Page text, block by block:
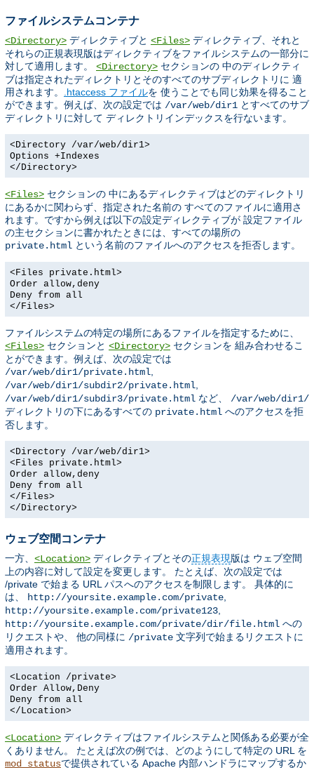
ファイルシステムコンテナ
<Directory> ディレクティブと <Files> ディレクティブ、それと
それらの正規表現版はディレクティブをファイルシステムの一部分に
対して適用します。 <Directory> セクションの 中のディレクティ
ブは指定されたディレクトリとそのすべてのサブディレクトリに 適
用されます。
.htaccess ファイルを 使うことでも同じ効果を得ること
ができます。例えば、次の設定では /var/web/dir1 とすべてのサブ
ディレクトリに対して ディレクトリインデックスを行ないます。
<Directory /var/web/dir1>
Options +Indexes
</Directory>
<Files> セクションの 中にあるディレクティブはどのディレクトリ
にあるかに関わらず、指定された名前の すべてのファイルに適用さ
れます。ですから例えば以下の設定ディレクティブが 設定ファイル
の主セクションに書かれたときには、すべての場所の
private.html という名前のファイルへのアクセスを拒否します。
<Files private.html>
Order allow,deny
Deny from all
</Files>
ファイルシステムの特定の場所にあるファイルを指定するために、
<Files> セクションと <Directory> セクションを 組み合わせるこ
とができます。例えば、次の設定では
/var/web/dir1/private.html
/var/web/dir1/subdir2/private.html
/var/web/dir1/subdir3/private.html など、 /var/web/dir1/
ディレクトリの下にあるすべての private.html へのアクセスを拒
否します。
<Directory /var/web/dir1>
<Files private.html>
Order allow,deny
Deny from all
</Files>
</Directory>
ウェブ空間コンテナ
一方、 <Location> ディレクティブとその正規表現版は ウェブ空間
上の内容に対して設定を変更します。 たとえば、次の設定では
/private で始まる URL パスへのアクセスを制限します。 具体的に
は、
http://yoursite.example.com/private
http://yoursite.example.com/private123
http://yoursite.example.com/private/dir/file.html への
リクエストや、 他の同様に /private 文字列で始まるリクエストに
適用されます。
<Location /private>
Order Allow,Deny
Deny from all
</Location>
<Location> ディレクティブはファイルシステムと関係ある必要が全
くありません。 たとえば次の例では、どのようにして特定の URL を
mod_statusで提供されている Apache 内部ハンドラにマップするか